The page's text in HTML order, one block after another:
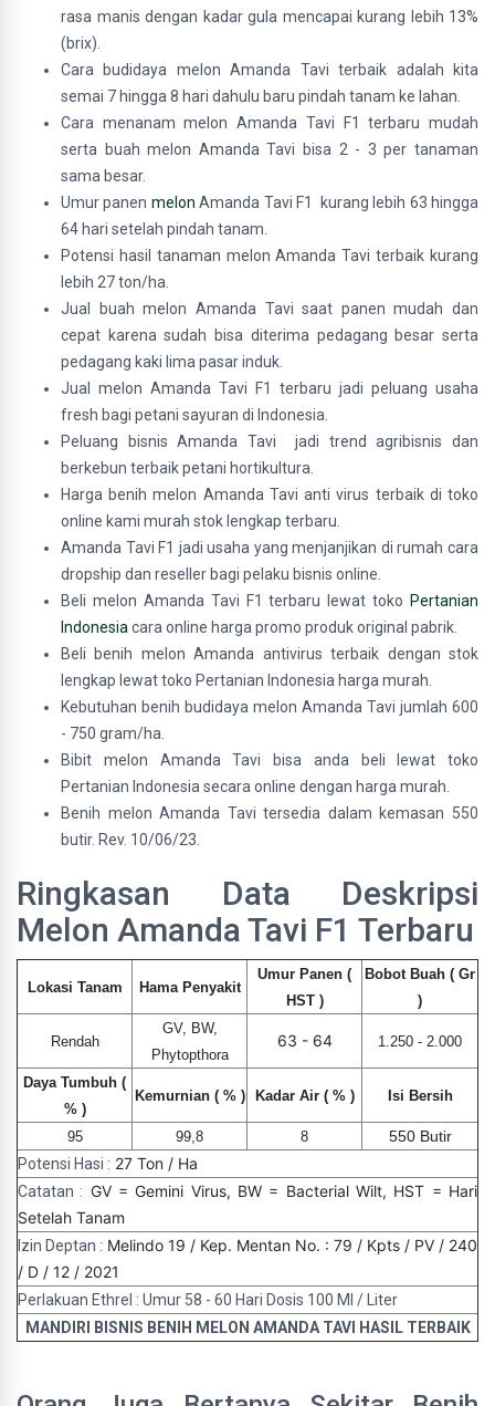
rasa manis dengan kadar gula mencapai kurang lebih 13%
(brix).
Cara budidaya melon Amanda Tavi terbaik adalah kita
semai 7 hingga 8 hari dahulu baru pindah tanam ke lahan.
Cara menanam melon Amanda Tavi F1 terbaru mudah
serta buah melon Amanda Tavi bisa 2 - 3 per tanaman
sama besar.
Umur panen melon Amanda Tavi F1 kurang lebih 63 hingga
64 hari setelah pindah tanam.
Potensi hasil tanaman melon Amanda Tavi terbaik kurang
lebih 27 ton/ha.
Jual buah melon Amanda Tavi saat panen mudah dan
cepat karena sudah bisa diterima pedagang besar serta
pedagang kaki lima pasar induk.
Jual melon Amanda Tavi F1 terbaru jadi peluang usaha
fresh bagi petani sayuran di Indonesia.
Peluang bisnis Amanda Tavi jadi trend agribisnis dan
berkebun terbaik petani hortikultura.
Harga benih melon Amanda Tavi anti virus terbaik di toko
online kami murah stok lengkap terbaru.
Amanda Tavi F1 jadi usaha yang menjanjikan di rumah cara
dropship dan reseller bagi pelaku bisnis online.
Beli melon Amanda Tavi F1 terbaru lewat toko Pertanian
Indonesia cara online harga promo produk original pabrik.
Beli benih melon Amanda antivirus terbaik dengan stok
lengkap lewat toko Pertanian Indonesia harga murah.
Kebutuhan benih budidaya melon Amanda Tavi jumlah 600
- 750 gram/ha.
Bibit melon Amanda Tavi bisa anda beli lewat toko
Pertanian Indonesia secara online dengan harga murah.
Benih melon Amanda Tavi tersedia dalam kemasan 550
butir. Rev. 10/06/23.
Ringkasan Data Deskripsi
Melon Amanda Tavi F1 Terbaru
Lokasi Tanam Hama Penyakit
Umur Panen (
HST )
Bobot Buah ( Gr
)
Rendah
GV, BW,
Phytopthora
63 - 64 1.250 - 2.000
Daya Tumbuh (
% )
Kemurnian ( % ) Kadar Air ( % ) Isi Bersih
95 99,8 8
550 Butir
Potensi Hasi : 27 Ton / Ha
Catatan : GV = Gemini Virus, BW = Bacterial Wilt, HST = Hari
Setelah Tanam
Izin Deptan : Melindo 19 / Kep. Mentan No. : 79 / Kpts / PV / 240
/ D / 12 / 2021
Perlakuan Ethrel : Umur 58 - 60 Hari Dosis 100 Ml / Liter
MANDIRI BISNIS BENIH MELON AMANDA TAVI HASIL TERBAIK